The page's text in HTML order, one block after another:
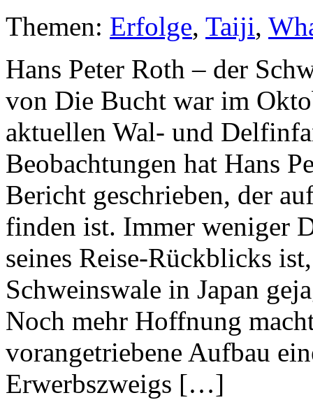
Themen: Erfolge, Taiji,
Hans Peter Roth – der
von Die Bucht war im
aktuellen Wal- und
Beobachtungen hat Hans
Bericht geschrieben, der
finden ist. Immer weniger
seines Reise-Rückblicks
Schweinswale in Japan
Noch mehr Hoffnung
vorangetriebene Aufbau
Erwerbszweigs […]